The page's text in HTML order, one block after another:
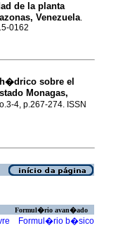
de la planta
Venezuela.
0162
sobre el
Monagas,
4, p.267-274. ISSN
Formul�rio avan�ado
Formul�rio b�sico